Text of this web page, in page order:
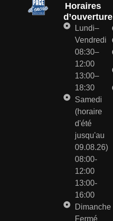
Horaires
d’ouverture
Lundi–
Vendredi
08:30–
12:00
13:00–
18:30
Samedi
(horaire
d'été
jusqu'au
09.08.26)
08:00-
12:00
13:00-
16:00
Dimanche
Fermé